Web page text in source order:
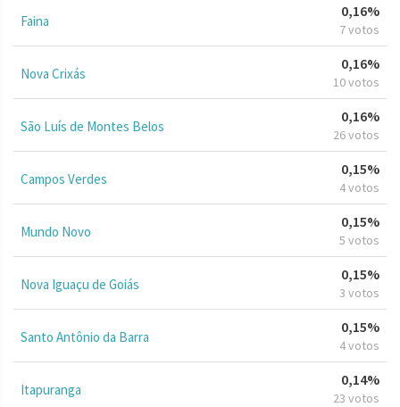
Faina
0,16%
7 votos
Nova Crixás
0,16%
10 votos
São Luís de Montes Belos
0,16%
26 votos
Campos Verdes
0,15%
4 votos
Mundo Novo
0,15%
5 votos
Nova Iguaçu de Goiás
0,15%
3 votos
Santo Antônio da Barra
0,15%
4 votos
Itapuranga
0,14%
23 votos